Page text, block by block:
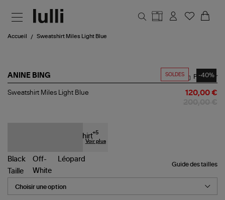
Accueil Sweatshirt Miles Light Blue
SOLDES -40%
ANINE BING
Sweatshirt
Partager
Sweatshirt Miles Light Blue 120,00 €
+5
Voir plus
Guide des tailles
Taille